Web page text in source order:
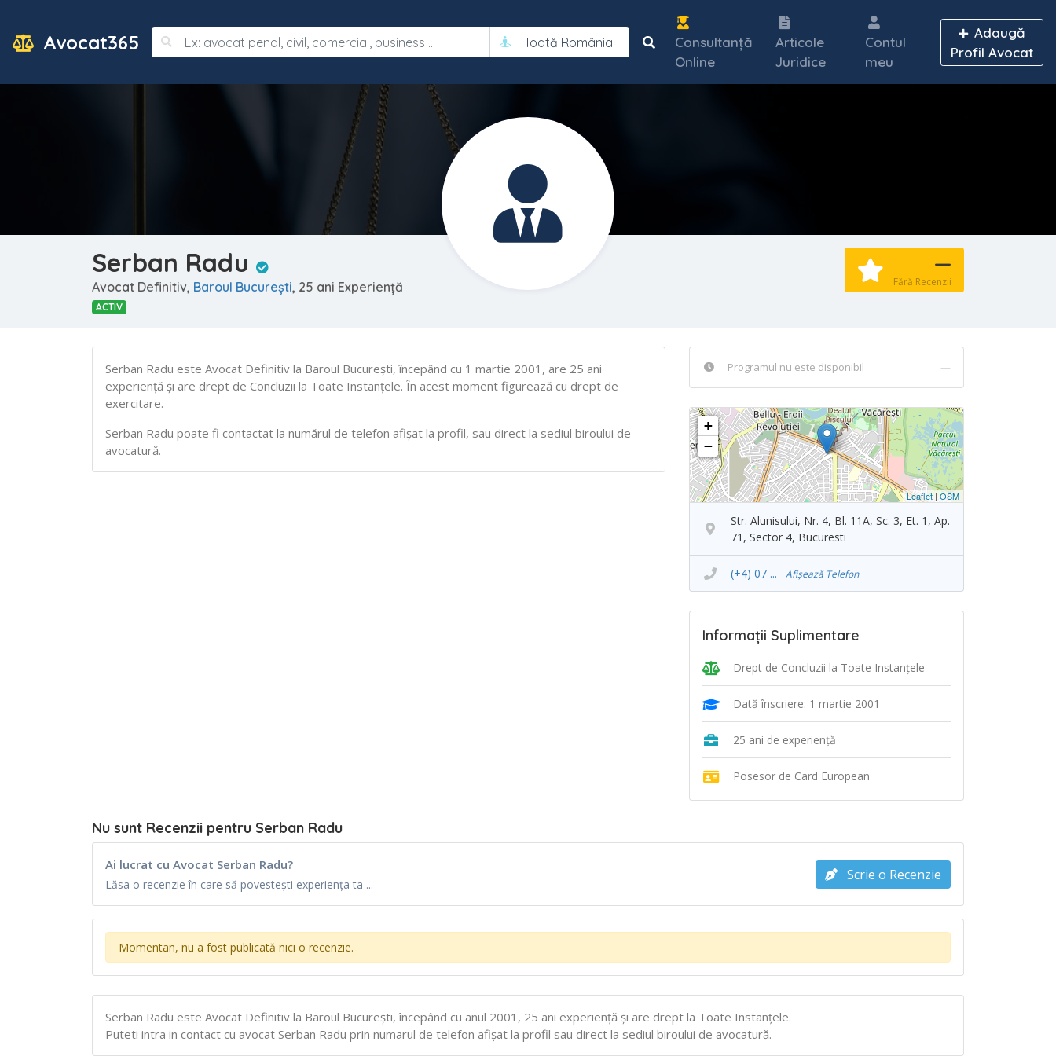
Avocat365 Toată România
Consultanță
Online
Articole
Juridice
Contul
meu
Adaugă
Profil Avocat
Serban Radu
Avocat Definitiv, Baroul Bucureşti, 25 ani Experiență
ACTIV
—
Fără Recenzii
Serban Radu este Avocat Definitiv la Baroul Bucureşti, începând cu 1 martie 2001, are 25 ani
experiență și are drept de Concluzii la Toate Instanţele. În acest moment figurează cu drept de
exercitare.
Serban Radu poate fi contactat la numărul de telefon afișat la profil, sau direct la sediul biroului de
avocatură.
Programul nu este disponibil —
+
−
Leaflet | OSM
Str. Alunisului, Nr. 4, Bl. 11A, Sc. 3, Et. 1, Ap.
71, Sector 4, Bucuresti
(+4) 07 ... Afișează Telefon
Informații Suplimentare
Drept de Concluzii la Toate Instanţele
Dată înscriere: 1 martie 2001
25 ani de experiență
Posesor de Card European
Nu sunt Recenzii pentru Serban Radu
Ai lucrat cu Avocat Serban Radu?
Lăsa o recenzie în care să povestești experiența ta ...
Scrie o Recenzie
Momentan, nu a fost publicată nici o recenzie.
Serban Radu este Avocat Definitiv la Baroul Bucureşti, începând cu anul 2001, 25 ani experiență și are drept la Toate Instanţele.
Puteti intra in contact cu avocat Serban Radu prin numarul de telefon afișat la profil sau direct la sediul biroului de avocatură.